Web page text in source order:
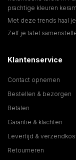
prachtige kleuren
Met deze trends haal
Zelf je tafel
Klantenservice
Contact opnemen
Bestellen & bezorgen
Betalen
Garantie & klachten
Levertijd &
Retourneren